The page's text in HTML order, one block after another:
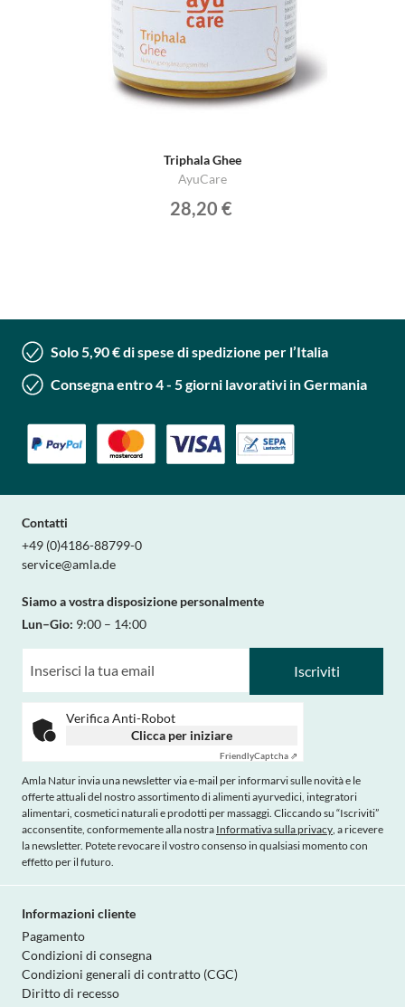
Triphala Ghee
AyuCare
28,20 €
Solo 5,90 € di spese di spedizione per l’Italia
Consegna entro 4 - 5 giorni lavorativi in Germania
Contatti
+49 (0)4186-88799-0
service@amla.de
Siamo a vostra disposizione personalmente
Lun–Gio: 9:00 – 14:00
Iscriviti
Verifica Anti-Robot
Clicca per iniziare
FriendlyCaptcha ⇗
Amla Natur invia una newsletter via e-mail per informarvi sulle novità e le
offerte attuali del nostro assortimento di alimenti ayurvedici, integratori
alimentari, cosmetici naturali e prodotti per massaggi. Cliccando su “Iscriviti”
acconsentite, conformemente alla nostra Informativa sulla privacy, a ricevere
la newsletter. Potete revocare il vostro consenso in qualsiasi momento con
effetto per il futuro.
Informazioni cliente
Pagamento
Condizioni di consegna
Condizioni generali di contratto (CGC)
Diritto di recesso